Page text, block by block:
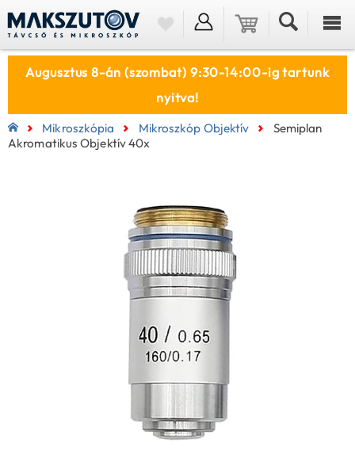
Augusztus 8-án (szombat) 9:30-14:00-ig tartunk
nyitva!
Mikroszkópia Mikroszkóp Objektív
Semiplan
Akromatikus Objektív 40x